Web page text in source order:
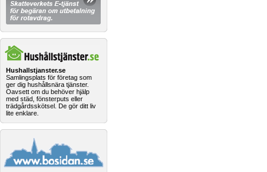
Hushallstjanster.se
Samlingsplats för företag som
ger dig hushållsnära tjänster.
Oavsett om du behöver hjälp
med städ, fönsterputs eller
trädgårdsskötsel. De gör ditt liv
lite enklare.